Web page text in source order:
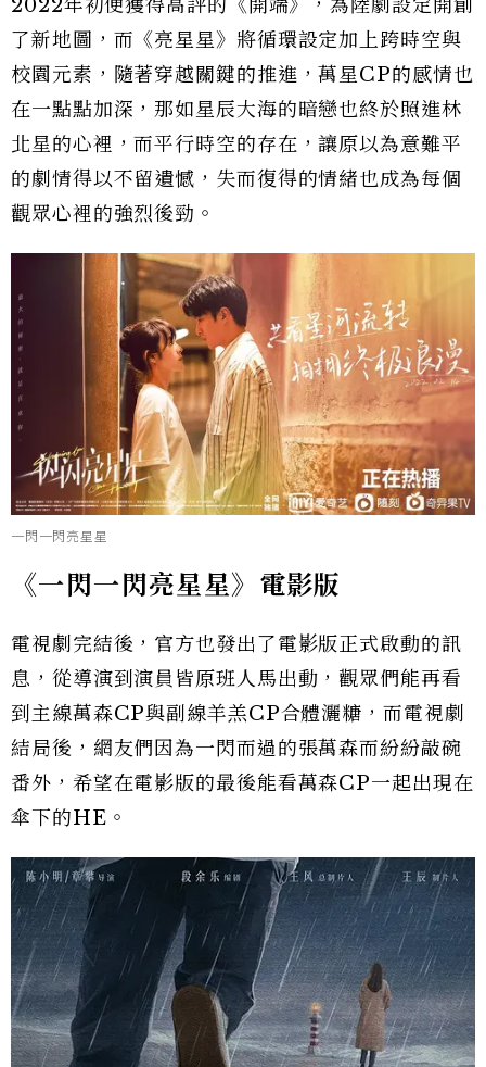
2022年初便獲得高評的《開端》，為陸劇設定開創
了新地圖，而《亮星星》將循環設定加上跨時空與
校園元素，隨著穿越關鍵的推進，萬星CP的感情也
在一點點加深，那如星辰大海的暗戀也終於照進林
北星的心裡，而平行時空的存在，讓原以為意難平
的劇情得以不留遺憾，失而復得的情緒也成為每個
觀眾心裡的強烈後勁。
一閃一閃亮星星
《一閃一閃亮星星》電影版
電視劇完結後，官方也發出了電影版正式啟動的訊
息，從導演到演員皆原班人馬出動，觀眾們能再看
到主線萬森CP與副線羊羔CP合體灑糖，而電視劇
結局後，網友們因為一閃而過的張萬森而紛紛敲碗
番外，希望在電影版的最後能看萬森CP一起出現在
傘下的HE。